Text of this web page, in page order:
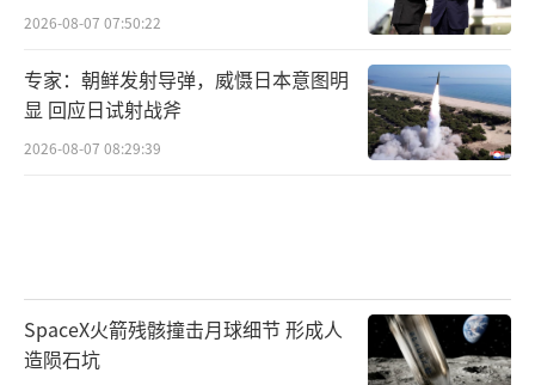
2026-08-07 07:50:22
专家：朝鲜发射导弹，威慑日本意图明
显 回应日试射战斧
2026-08-07 08:29:39
SpaceX火箭残骸撞击月球细节 形成人
造陨石坑